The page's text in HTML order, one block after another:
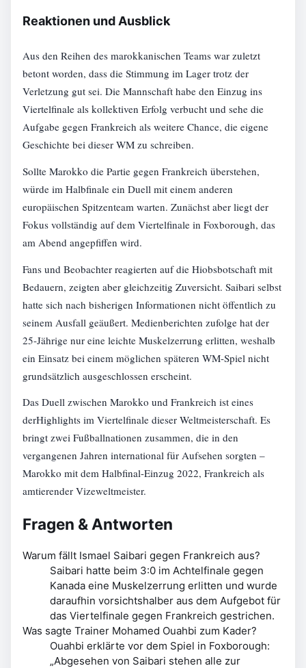
Reaktionen und Ausblick
Aus den Reihen des marokkanischen Teams war zuletzt
betont worden, dass die Stimmung im Lager trotz der
Verletzung gut sei. Die Mannschaft habe den Einzug ins
Viertelfinale als kollektiven Erfolg verbucht und sehe die
Aufgabe gegen Frankreich als weitere Chance, die eigene
Geschichte bei dieser WM zu schreiben.
Sollte Marokko die Partie gegen Frankreich überstehen,
würde im Halbfinale ein Duell mit einem anderen
europäischen Spitzenteam warten. Zunächst aber liegt der
Fokus vollständig auf dem Viertelfinale in Foxborough, das
am Abend angepfiffen wird.
Fans und Beobachter reagierten auf die Hiobsbotschaft mit
Bedauern, zeigten aber gleichzeitig Zuversicht. Saibari selbst
hatte sich nach bisherigen Informationen nicht öffentlich zu
seinem Ausfall geäußert. Medienberichten zufolge hat der
25-Jährige nur eine leichte Muskelzerrung erlitten, weshalb
ein Einsatz bei einem möglichen späteren WM-Spiel nicht
grundsätzlich ausgeschlossen erscheint.
Das Duell zwischen Marokko und Frankreich ist eines
derHighlights im Viertelfinale dieser Weltmeisterschaft. Es
bringt zwei Fußballnationen zusammen, die in den
vergangenen Jahren international für Aufsehen sorgten –
Marokko mit dem Halbfinal-Einzug 2022, Frankreich als
amtierender Vizeweltmeister.
Fragen & Antworten
Warum fällt Ismael Saibari gegen Frankreich aus?
Saibari hatte beim 3:0 im Achtelfinale gegen
Kanada eine Muskelzerrung erlitten und wurde
daraufhin vorsichtshalber aus dem Aufgebot für
das Viertelfinale gegen Frankreich gestrichen.
Was sagte Trainer Mohamed Ouahbi zum Kader?
Ouahbi erklärte vor dem Spiel in Foxborough:
„Abgesehen von Saibari stehen alle zur